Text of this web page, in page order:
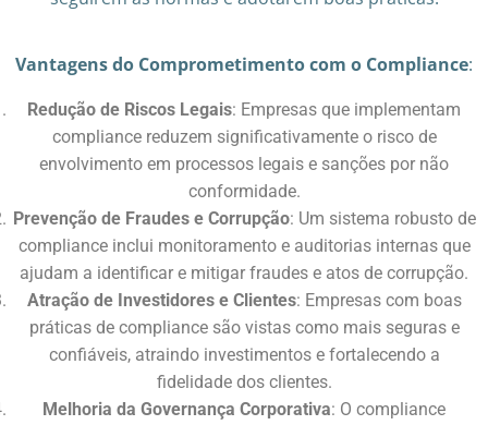
Vantagens do Comprometimento com o Compliance:
Redução de Riscos Legais: Empresas que implementam
compliance reduzem significativamente o risco de
envolvimento em processos legais e sanções por não
conformidade.
Prevenção de Fraudes e Corrupção: Um sistema robusto de
compliance inclui monitoramento e auditorias internas que
ajudam a identificar e mitigar fraudes e atos de corrupção.
Atração de Investidores e Clientes: Empresas com boas
práticas de compliance são vistas como mais seguras e
confiáveis, atraindo investimentos e fortalecendo a
fidelidade dos clientes.
Melhoria da Governança Corporativa: O compliance